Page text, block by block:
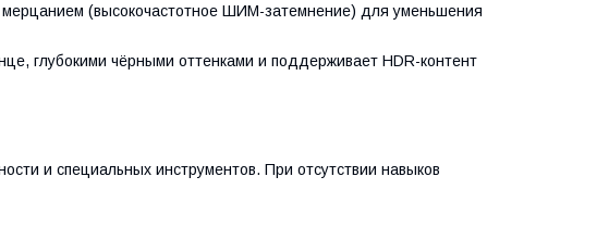
(высокочастотное ШИМ-затемнение) для уменьшения
глубокими чёрными оттенками и поддерживает HDR-контент
и специальных инструментов. При отсутствии навыков